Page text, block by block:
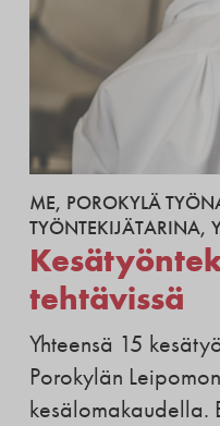
ME, POROKYLÄ
TYÖNTEKIJÄTARINA,
tehtävissä
Yhteensä 15
Porokylän
kesälomakaudella.